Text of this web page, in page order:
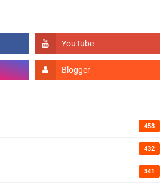
458
432
341